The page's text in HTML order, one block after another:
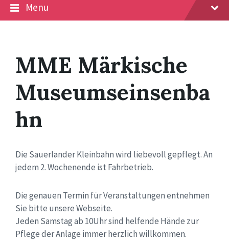
Menu
MME Märkische
Museumseinsenba
hn
Die Sauerländer Kleinbahn wird liebevoll gepflegt. An
jedem 2. Wochenende ist Fahrbetrieb.
Die genauen Termin für Veranstaltungen entnehmen
Sie bitte unsere Webseite.
Jeden Samstag ab 10Uhr sind helfende Hände zur
Pflege der Anlage immer herzlich willkommen.